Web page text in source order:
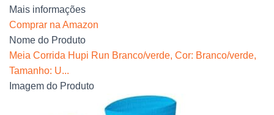
Mais informações
Comprar na Amazon
Nome do Produto
Meia Corrida Hupi Run Branco/verde, Cor: Branco/verde,
Tamanho: U...
Imagem do Produto